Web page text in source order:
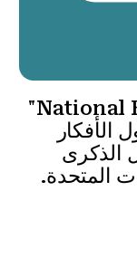
أطلقت مبادرة "National History Day"
الأفكار
قبيل الذكرى